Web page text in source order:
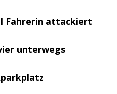
Fahrerin attackiert
unterwegs